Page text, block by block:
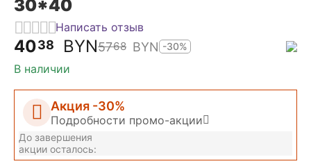
30*40
Написать отзыв
4038 BYN5768 BYN -30%
В наличии
Акция -30%
Подробности промо-акции
До завершения
акции осталось: